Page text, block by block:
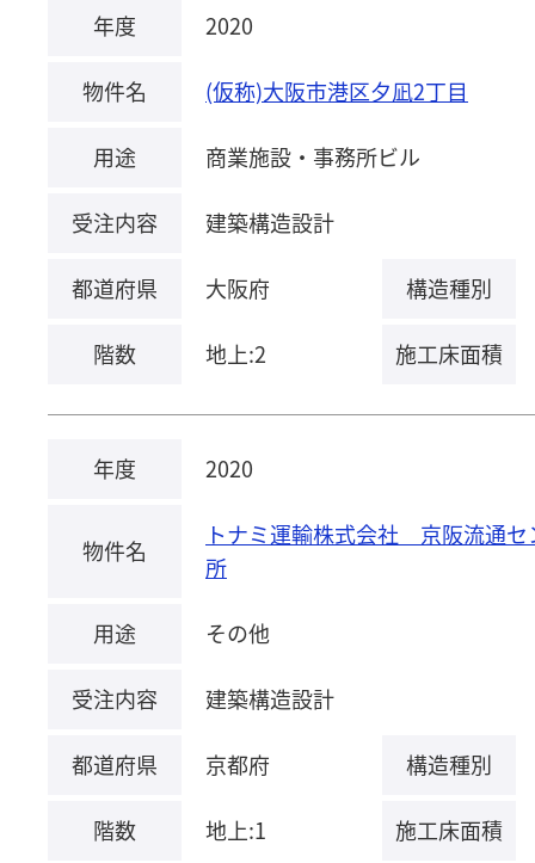
年度 2020
物件名 (仮称)大阪市港区夕凪2丁目
用途 商業施設・事務所ビル
受注内容 建築構造設計
都道府県 大阪府 構造種別
階数 地上:2 施工床面積
年度 2020
物件名
トナミ運輸株式会社 京阪流通セ
所
用途 その他
受注内容 建築構造設計
都道府県 京都府 構造種別
階数 地上:1 施工床面積